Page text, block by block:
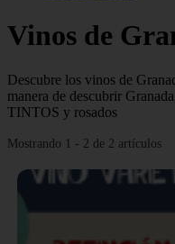
Vinos de
Descubre los vinos de
manera de descubrir
TINTOS y rosados
Mostrando 1 - 2 de 2 artículos